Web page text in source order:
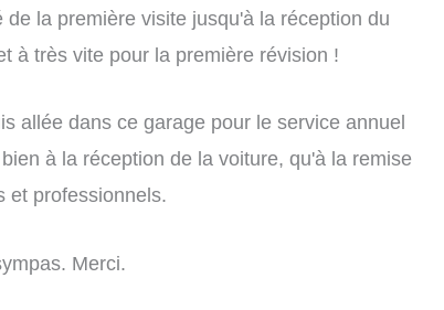
la première visite jusqu'à la réception du
à très vite pour la première révision !
allée dans ce garage pour le service annuel
à la réception de la voiture, qu'à la remise
et professionnels.
Merci.